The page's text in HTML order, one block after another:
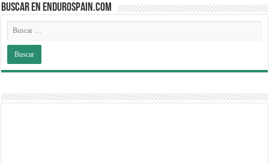
BUSCAR EN ENDUROSPAIN.COM